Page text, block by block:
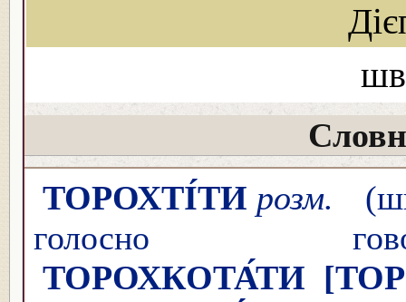
ТОРОХТІ́ТИ розм.
голосно
ТОРОХКОТА́ТИ